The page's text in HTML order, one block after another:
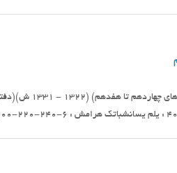
‏عنوان و نام پديدآور : فهرست